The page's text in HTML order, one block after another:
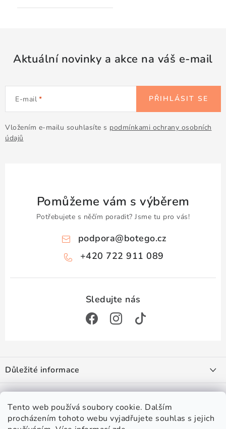
Tento web používá soubory cookie. Dalším
procházením tohoto webu vyjadřujete souhlas s jejich
Aktuální novinky a akce na váš e-mail
E-mail
Vložením e-mailu souhlasíte s podmínkami ochrany osobních
údajů
PŘIHLÁSIT SE
Pomůžeme vám s výběrem
Potřebujete s něčím poradit? Jsme tu pro vás!
podpora@botego.cz
+420 722 911 089
p
a
Důležité informace
Doprava a platba
Obchodní podmínky
Podmínky ochrany osobních údajů
Věrnostní program
#botego